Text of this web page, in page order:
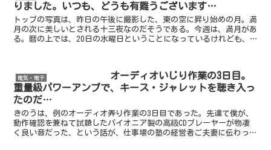
りました。いつも、どうも有難うございます…
トップの写真は、昨日の午後に撮影した、東の空に昇り始めの月。満
月の次に美しいとされる十三夜なのだそうである。今週は、満月があ
る。暦の上では、20日の水曜日ということになっているけれども、
電気・電子
オーディオいじり作業の3日目。
重量級パワーアンプで、キース・ジャレットを聴き入っ
たのだ…
きのうは、例のオーディオ弄り作業の3日目であった。先達て僕が、
動作確認を兼ねて試聴したパイオニア製の高級CDプレーヤーが物凄
く良い音だった、という話が、仕事場の塾の経営者ご夫妻に伝わった